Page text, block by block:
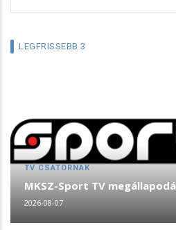
LEGFRISSEBB 3
TV CSATORNÁK
MKSZ-Sport TV
2026-08-07